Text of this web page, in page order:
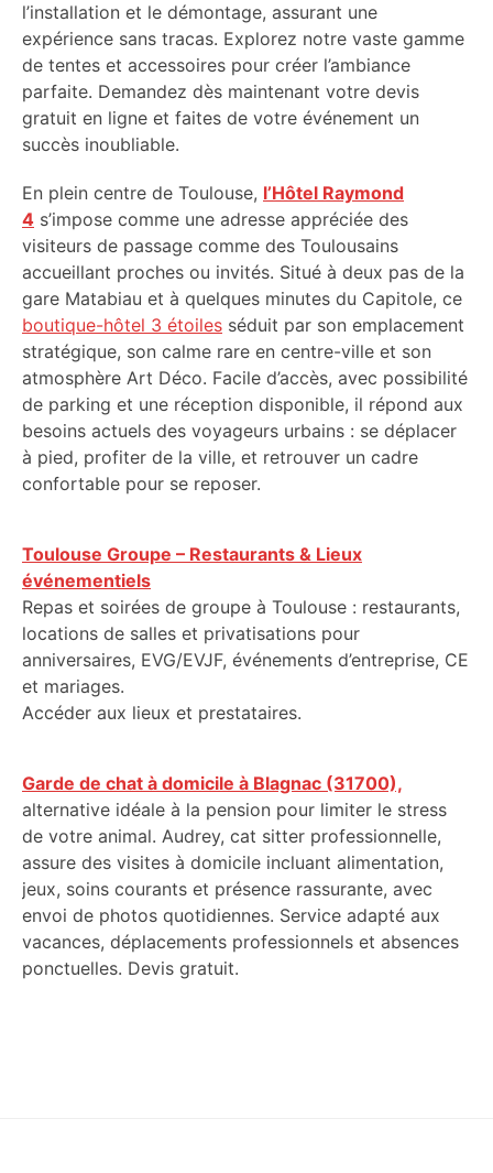
l’installation et le démontage, assurant une
expérience sans tracas. Explorez notre vaste gamme
de tentes et accessoires pour créer l’ambiance
parfaite. Demandez dès maintenant votre devis
gratuit en ligne et faites de votre événement un
succès inoubliable.
En plein centre de Toulouse, l’Hôtel Raymond
4 s’impose comme une adresse appréciée des
visiteurs de passage comme des Toulousains
accueillant proches ou invités. Situé à deux pas de la
gare Matabiau et à quelques minutes du Capitole, ce
boutique-hôtel 3 étoiles séduit par son emplacement
stratégique, son calme rare en centre-ville et son
atmosphère Art Déco. Facile d’accès, avec possibilité
de parking et une réception disponible, il répond aux
besoins actuels des voyageurs urbains : se déplacer
à pied, profiter de la ville, et retrouver un cadre
confortable pour se reposer.
Toulouse Groupe – Restaurants & Lieux
événementiels
Repas et soirées de groupe à Toulouse : restaurants,
locations de salles et privatisations pour
anniversaires, EVG/EVJF, événements d’entreprise, CE
et mariages.
Accéder aux lieux et prestataires.
Garde de chat à domicile à Blagnac (31700),
alternative idéale à la pension pour limiter le stress
de votre animal. Audrey, cat sitter professionnelle,
assure des visites à domicile incluant alimentation,
jeux, soins courants et présence rassurante, avec
envoi de photos quotidiennes. Service adapté aux
vacances, déplacements professionnels et absences
ponctuelles. Devis gratuit.